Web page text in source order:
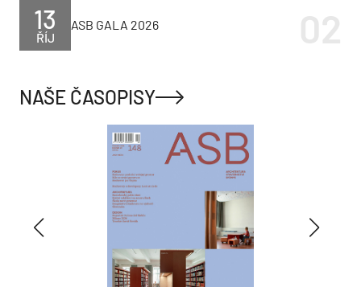
ŘÍJ
13 ASB GALA 2026
NAŠE ČASOPISY